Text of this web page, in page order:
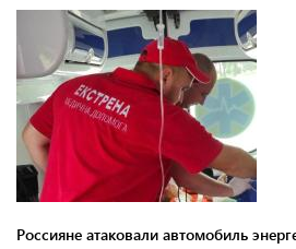
Россияне атаковали автомобиль